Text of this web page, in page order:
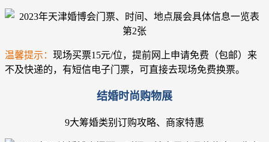
温馨提示： 现场买票15元/位，提前网上申请免费（包邮）来
不及快递的，有短信电子门票，可直接去现场免费换票。
结婚时尚购物展
9大筹婚类别订购攻略、商家特惠